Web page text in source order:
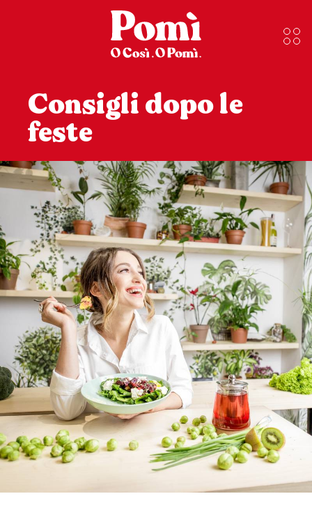
Consigli dopo le
feste